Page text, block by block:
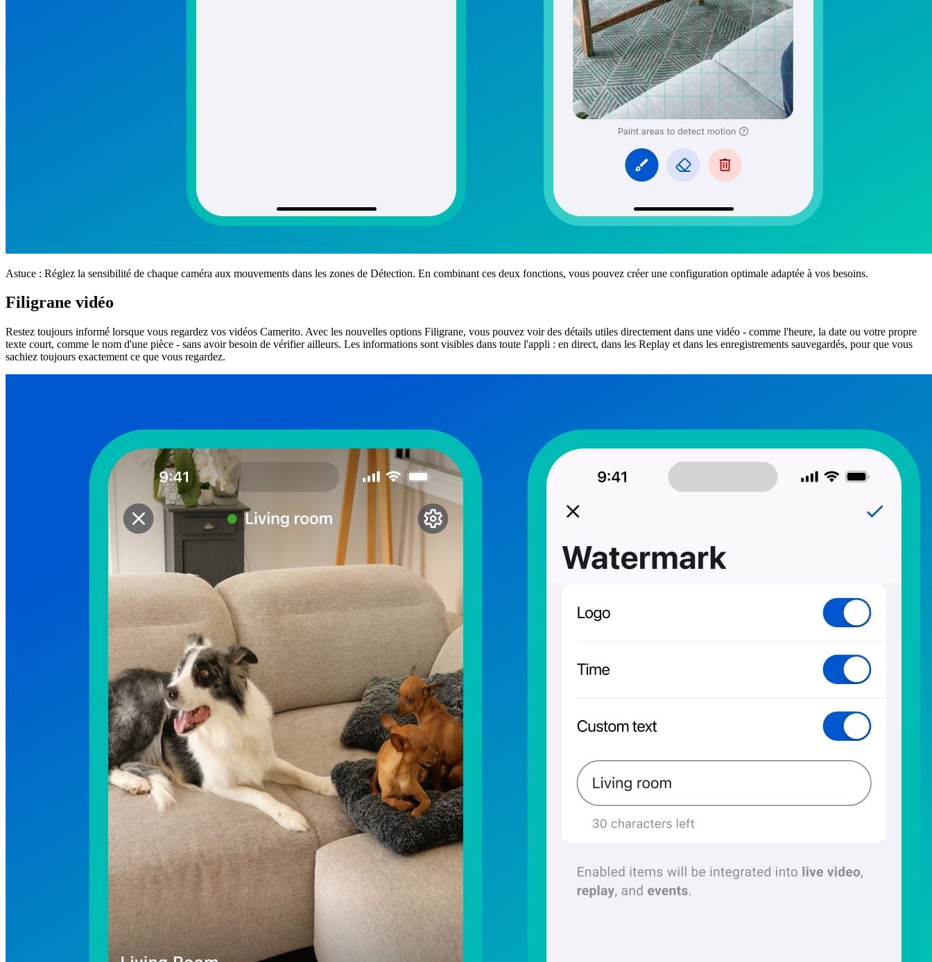
Astuce : Réglez la sensibilité de chaque caméra aux mouvements dans les zones de Détection. En combinant ces deux fonctions, vous pouvez créer une configuration optimale adaptée à vos besoins.
Filigrane vidéo
Restez toujours informé lorsque vous regardez vos vidéos Camerito. Avec les nouvelles options Filigrane, vous pouvez voir des détails utiles directement dans une vidéo - comme l'heure, la date ou votre propre
texte court, comme le nom d'une pièce - sans avoir besoin de vérifier ailleurs. Les informations sont visibles dans toute l'appli : en direct, dans les Replay et dans les enregistrements sauvegardés, pour que vous
sachiez toujours exactement ce que vous regardez.